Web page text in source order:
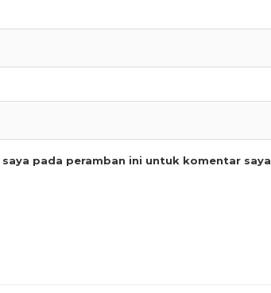
pada peramban ini untuk komentar saya